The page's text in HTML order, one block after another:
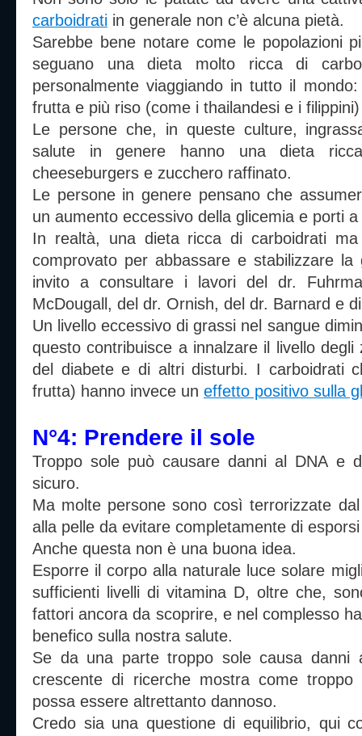
carboidrati in generale non c’è alcuna pietà.
Sarebbe bene notare come le popolazioni
seguano una dieta molto ricca di
personalmente viaggiando in tutto il
frutta e più riso (come i thailandesi e i
Le persone che, in queste culture,
salute in genere hanno una dieta
cheeseburgers e zucchero raffinato.
Le persone in genere pensano che
un aumento eccessivo della glicemia e porti
In realtà, una dieta ricca di carboidrati
comprovato per abbassare e stabilizzare
invito a consultare i lavori del dr.
McDougall, del dr. Ornish, del dr. Barnard e
Un livello eccessivo di grassi nel sangue
questo contribuisce a innalzare il livello degli
del diabete e di altri disturbi. I carboidrati
frutta) hanno invece un effetto positivo sulla
N°4: Prendere il sole
Troppo sole può causare danni al DNA e
sicuro.
Ma molte persone sono così terrorizzate
alla pelle da evitare completamente di
Anche questa non è una buona idea.
Esporre il corpo alla naturale luce solare
sufficienti livelli di vitamina D, oltre che,
fattori ancora da scoprire, e nel complesso
benefico sulla nostra salute.
Se da una parte troppo sole causa danni
crescente di ricerche mostra come
possa essere altrettanto dannoso.
Credo sia una questione di equilibrio, qui